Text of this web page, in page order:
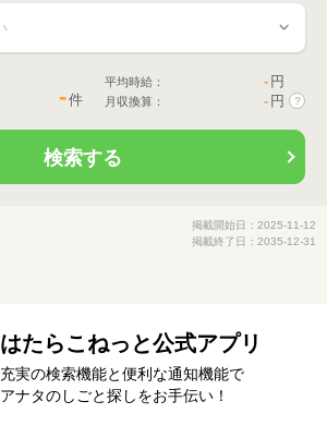
-件
平均時給： - 円
月収換算： - 円 ?
検索する
掲載開始日：2025-11-12
掲載終了日：2035-12-31
はたらこねっと公式アプリ
充実の検索機能と便利な通知機能で
アナタのしごと探しをお手伝い！